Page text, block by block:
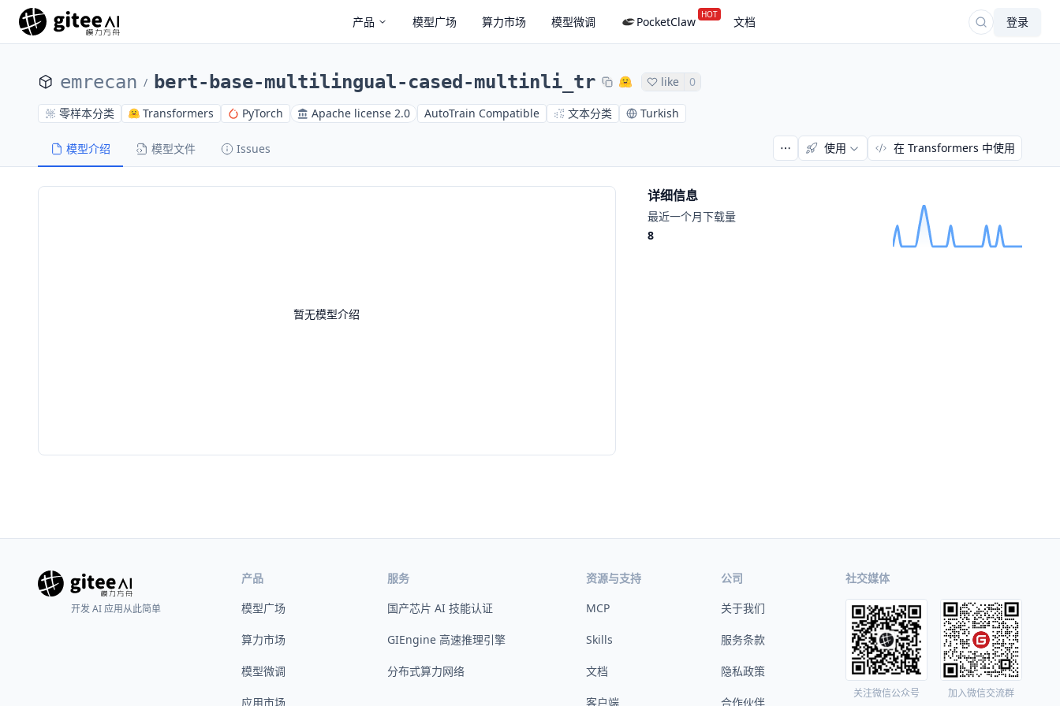
产品 模型广场 算力市场 模型微调 PocketClaw HOT 文档 登录
emrecan / bert-base-multilingual-cased-multinli_tr like 0
零样本分类 Transformers PyTorch Apache license 2.0 AutoTrain Compatible 文本分类 Turkish
模型介绍 模型文件 Issues 使用 在 Transformers 中使用
暂无模型介绍
详细信息
最近一个月下载量
8
开发 AI 应用从此简单
产品
模型广场
算力市场
模型微调
应用市场
服务
国产芯片 AI 技能认证
GIEngine 高速推理引擎
分布式算力网络
资源与支持
MCP
Skills
文档
客户端
公司
关于我们
服务条款
隐私政策
合作伙伴
社交媒体
关注微信公众号 加入微信交流群